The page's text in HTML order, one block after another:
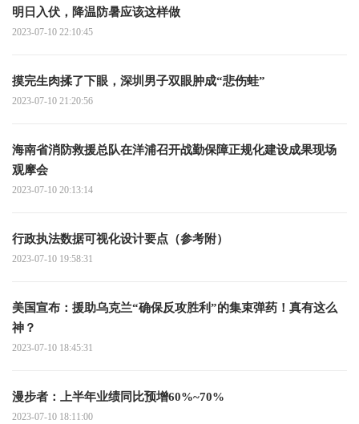
明日入伏，降温防暑应该这样做
2023-07-10 22:10:45
摸完生肉揉了下眼，深圳男子双眼肿成“悲伤蛙”
2023-07-10 21:20:56
海南省消防救援总队在洋浦召开战勤保障正规化建设成果现场
观摩会
2023-07-10 20:13:14
行政执法数据可视化设计要点（参考附）
2023-07-10 19:58:31
美国宣布：援助乌克兰“确保反攻胜利”的集束弹药！真有这么
神？
2023-07-10 18:45:31
漫步者：上半年业绩同比预增60%~70%
2023-07-10 18:11:00